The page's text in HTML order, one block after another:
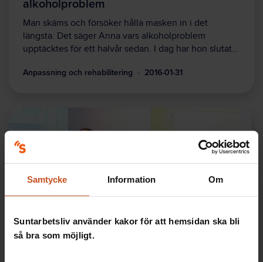
Samtycke Information Om
Suntarbetsliv använder kakor för att hemsidan ska bli
så bra som möjligt.
Man skäms och försöker hålla masken in i det
längsta. Det säger Anna vars alkoholproblem
upptäcktes för ett halvår sedan. I dag har hon slutat…
Anpassning och rehabilitering 2016-01-31
Forskning
Riktlinjer för alkoholproblem på